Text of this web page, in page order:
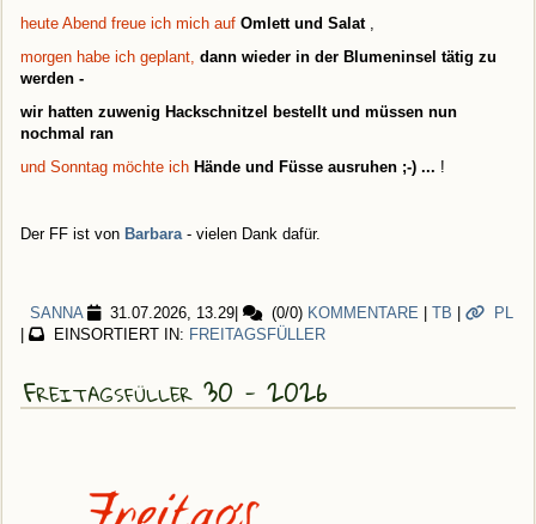
heute Abend freue ich mich auf Omlett und Salat,
morgen habe ich geplant, dann wieder in der Blumeninsel tätig zu
werden -
wir hatten zuwenig Hackschnitzel bestellt und müssen nun
nochmal ran
und Sonntag möchte ich Hände und Füsse ausruhen ;-) ... !
Der FF ist von Barbara - vielen Dank dafür.
SANNA 31.07.2026, 13.29 (0/0) KOMMENTARE TB
PL
EINSORTIERT IN: FREITAGSFÜLLER
Freitagsfüller 30 - 2026